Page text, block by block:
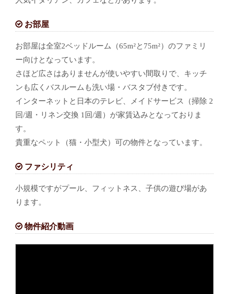
お部屋
お部屋は全室2ベッドルーム（65m²と75m²）のファミリ
ー向けとなっています。
さほど広さはありませんが使いやすい間取りで、キッチ
ンも広くバスルームも洗い場・バスタブ付きです。
インターネットと日本のテレビ、メイドサービス（掃除 2
回/週・リネン交換 1回/週）が家賃込みとなっておりま
す。
貴重なペット（猫・小型犬）可の物件となっています。
ファシリティ
小規模ですがプール、フィットネス、子供の遊び場があ
ります。
物件紹介動画